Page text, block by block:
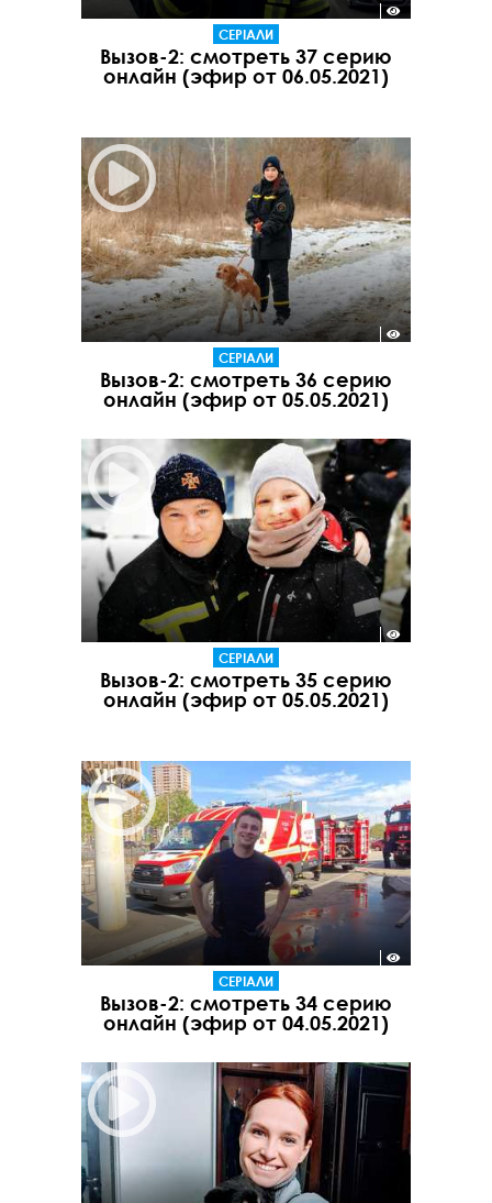
СЕРІАЛИ
Вызов-2: смотреть 37 серию
онлайн (эфир от 06.05.2021)
СЕРІАЛИ
Вызов-2: смотреть 36 серию
онлайн (эфир от 05.05.2021)
СЕРІАЛИ
Вызов-2: смотреть 35 серию
онлайн (эфир от 05.05.2021)
СЕРІАЛИ
Вызов-2: смотреть 34 серию
онлайн (эфир от 04.05.2021)